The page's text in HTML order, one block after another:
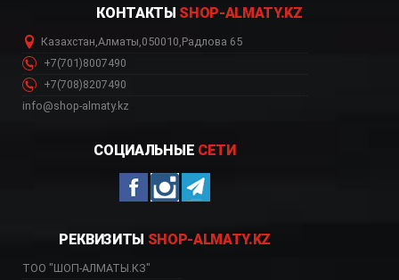
КОНТАКТЫ SHOP-ALMATY.KZ
Казахстан,Алматы,050010,Радлова 65
+7(701)8007490
+7(708)8207490
info@shop-almaty.kz
СОЦИАЛЬНЫЕ СЕТИ
РЕКВИЗИТЫ SHOP-ALMATY.KZ
ТОО "ШОП-АЛМАТЫ.КЗ"